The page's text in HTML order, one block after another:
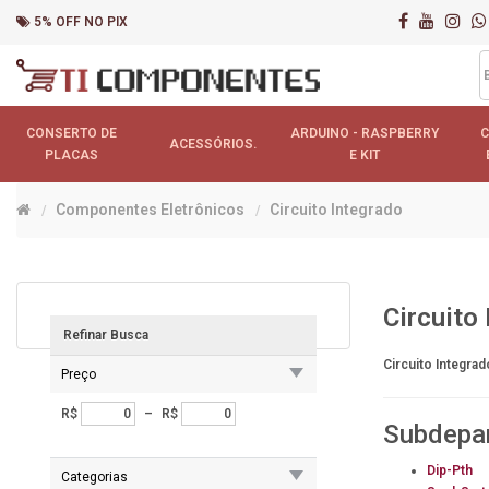
5% OFF NO PIX
CONSERTO DE
PLACAS
ACESSÓRIOS.
ARDUINO - RASPBERRY
E KIT
Componentes Eletrônicos Circuito Integrado
Refinar Busca
Preço
R$ – R$
Categorias
Circuito
Circuito
Dip-Pth